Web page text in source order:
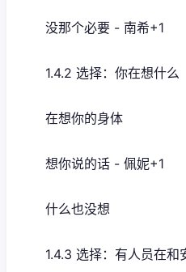
没那个必要 - 南希+1
1.4.2 选择：你在想什么
在想你的身体
想你说的话 - 佩妮+1
什么也没想
1.4.3 选择：有人员在和